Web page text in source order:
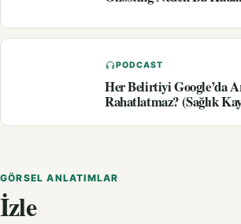
PODCAST
Her Belirtiyi Google’da
Rahatlatmaz? (Sağlık
GÖRSEL ANLATIMLAR
İzle